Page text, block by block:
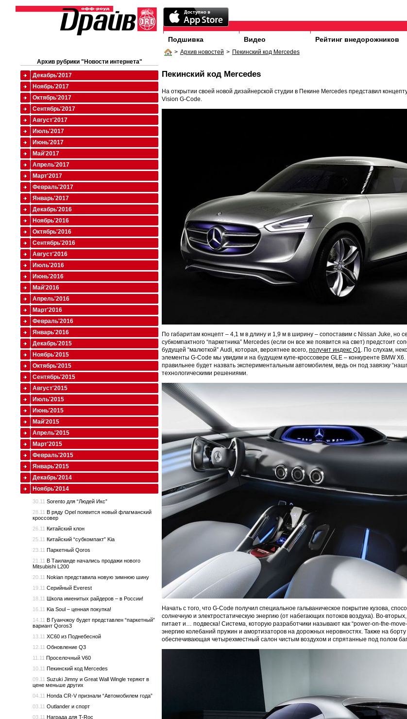
Подшивка Видео Рейтинг внедорожников
> Архив новостей > Пекинский код Mercedes
Пекинский код Mercedes
На открытии своей новой дизайнерской студии в Пекине Mercedes представил
Vision G-Code.
По габаритам концепт – 4,1 м в длину и 1,9 м в ширину – сопоставим с Nissan Juke, но
субкомпактного “паркетника” Mercedes (если он все же появится на свет) предстоит
будущей “малюткой” Audi, которая, вероятнее всего, получит индекс Q1
. По слухам,
элементы G-Code мы увидим и на будущем купе-кроссовере GLE – конкуренте BMW
правильнее будет назвать экспериментальным автомобилем, ведь он под завязку
технологическими решениями.
Начать с того, что G-Code получил специальное гальваническое покрытие кузова,
солнечную и электростатическую энергию (от набегающих потоков воздуха). Во-
питает и… подвеска! Система, которую разработчики называют как “power-on-the-
энергию колебаний пружин и амортизаторов на дорожных неровностях. Также на
обеспечивающая четырехместный салон чистым воздухом и спрятанные под полом
Архив рубрики "Новости интернета"
Декабрь'2017
Ноябрь'2017
Октябрь'2017
Сентябрь'2017
Август'2017
Июль'2017
Июнь'2017
Май'2017
Апрель'2017
Март'2017
Февраль'2017
Январь'2017
Декабрь'2016
Ноябрь'2016
Октябрь'2016
Сентябрь'2016
Август'2016
Июль'2016
Июнь'2016
Май'2016
Апрель'2016
Март'2016
Февраль'2016
Январь'2016
Декабрь'2015
Ноябрь'2015
Октябрь'2015
Сентябрь'2015
Август'2015
Июль'2015
Июнь'2015
Май'2015
Апрель'2015
Март'2015
Февраль'2015
Январь'2015
Декабрь'2014
Ноябрь'2014
30.11 Sorento для “Людей Икс”
28.11 В ряду Opel появится новый флагманский
кроссовер
26.11 Китайский клон
25.11 Китайский “субкомпакт” Kia
23.11 Паркетный Qoros
21.11 В Таиланде начались продажи нового
Mitsubishi L200
20.11 Nokian представила новую зимнюю шину
19.11 Серийный Everest
18.11 Школа именитых райдеров – в России!
16.11 Kia Soul – ценная покупка!
14.11 В Гуанчжоу будет представлен “паркетный”
вариант Qoros3
13.11 XC60 из Поднебесной
12.11 Обновление Q3
11.11 Проселочный V60
10.11 Пекинский код Mercedes
09.11 Suzuki Jimny и Great Wall Wingle теряют в
цене меньше других
04.11 Honda CR-V признали “Автомобилем года”
03.11 Outlander и спорт
03.11 Награда для T-Roc